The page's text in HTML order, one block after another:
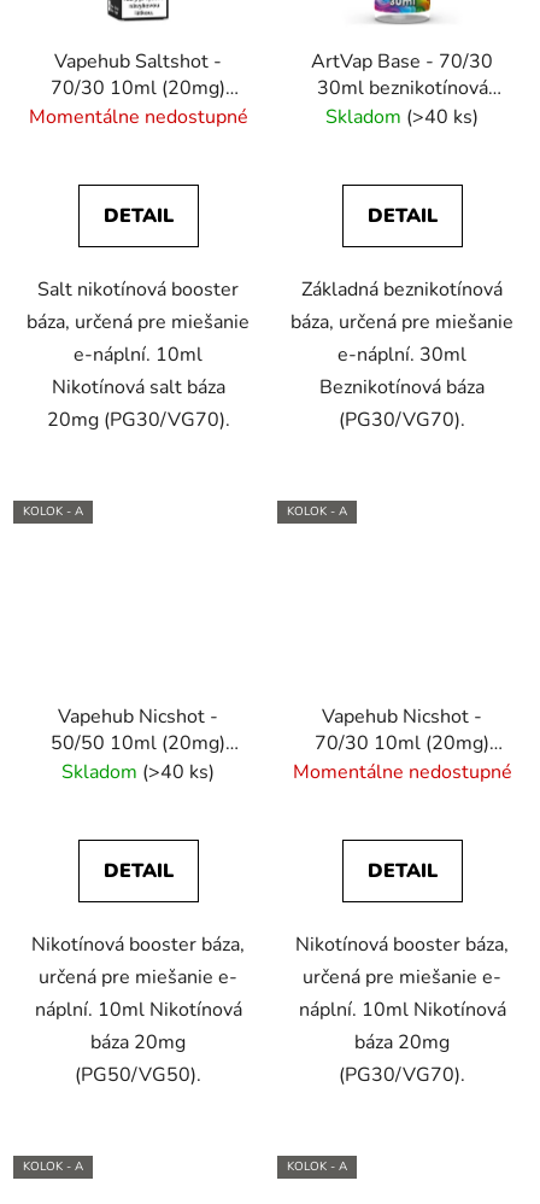
Vapehub Saltshot -
70/30 10ml (20mg)
nikotínový booster
Momentálne nedostupné
DETAIL
Salt nikotínová booster
báza, určená pre miešanie
e-náplní. 10ml
Nikotínová salt báza
20mg (PG30/VG70).
ArtVap Base - 70/30
30ml beznikotínová
báza
Skladom (>40 ks)
DETAIL
Základná beznikotínová
báza, určená pre miešanie
e-náplní. 30ml
Beznikotínová báza
(PG30/VG70).
KOLOK - A
Vapehub Nicshot -
50/50 10ml (20mg)
nikotínový booster
Skladom (>40 ks)
DETAIL
Nikotínová booster báza,
určená pre miešanie e-
náplní. 10ml Nikotínová
báza 20mg
(PG50/VG50).
KOLOK - A
Vapehub Nicshot -
70/30 10ml (20mg)
nikotínový booster
Momentálne nedostupné
DETAIL
Nikotínová booster báza,
určená pre miešanie e-
náplní. 10ml Nikotínová
báza 20mg
(PG30/VG70).
KOLOK - A KOLOK - A